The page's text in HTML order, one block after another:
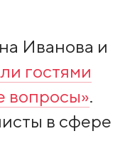
Иванова и
гостями
вопросы».
в сфере